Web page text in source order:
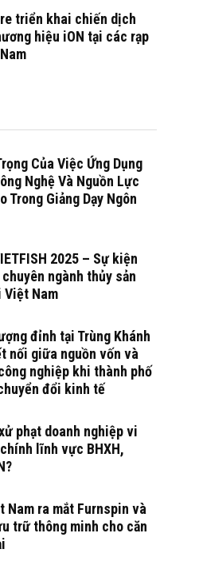
triển khai chiến dịch
hiệu iON tại các rạp
Của Việc Ứng Dụng
Nghệ Và Nguồn Lực
Trong Giảng Dạy Ngôn
2025 – Sự kiện
ngành thủy sản
Việt Nam
đỉnh tại Trùng Khánh
nối giữa nguồn vốn và
nghiệp khi thành phố
đổi kinh tế
phạt doanh nghiệp vi
lĩnh vực BHXH,
Nam ra mắt Furnspin và
trữ thông minh cho căn